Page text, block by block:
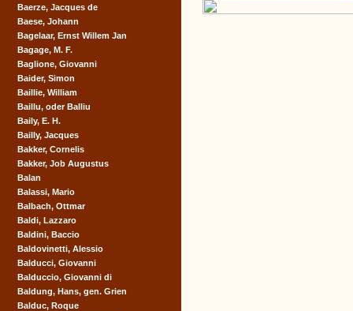
Baerze, Jacques de
Baese, Johann
Bagelaar, Ernst Willem Jan
Bagage, M. F.
Baglione, Giovanni
Baider, Simon
Baillie, William
Baillu, oder Balliu
Baily, E. H.
Bailly, Jacques
Bakker, Cornelis
Bakker, Job Augustus
Balan
Balassi, Mario
Balbach, Ottmar
Baldi, Lazzaro
Baldini, Baccio
Baldovinetti, Alessio
Balducci, Giovanni
Balduccio, Giovanni di
Baldung, Hans, gen. Grien
Balduc, Roque